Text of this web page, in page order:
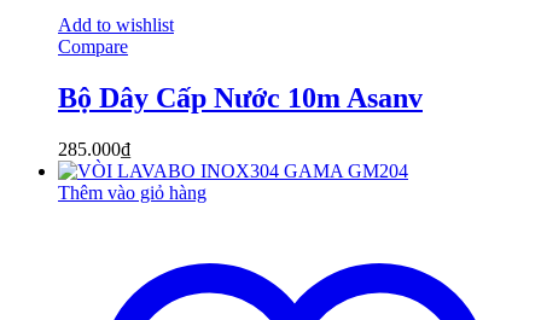
Add to wishlist
Compare
Bộ Dây Cấp Nước 10m Asanv
285.000₫
Thêm vào giỏ hàng